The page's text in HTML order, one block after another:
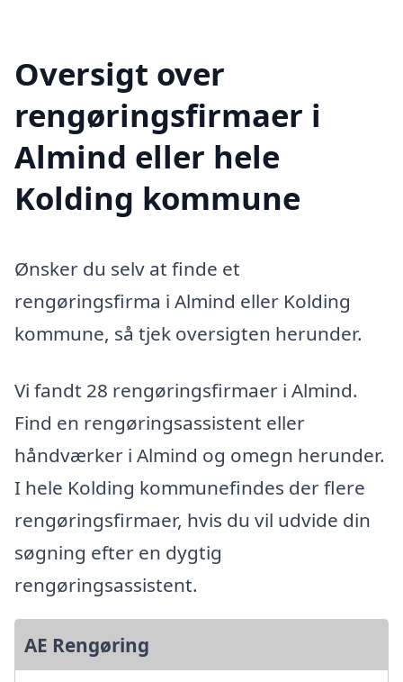
Oversigt over
rengøringsfirmaer i
Almind eller hele
Kolding kommune
Ønsker du selv at finde et
rengøringsfirma i Almind eller Kolding
kommune, så tjek oversigten herunder.
Vi fandt 28 rengøringsfirmaer i Almind.
Find en rengøringsassistent eller
håndværker i Almind og omegn herunder.
I hele Kolding kommunefindes der flere
rengøringsfirmaer, hvis du vil udvide din
søgning efter en dygtig
rengøringsassistent.
AE Rengøring